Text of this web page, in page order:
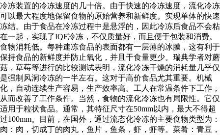
冷冻装置的冷冻速度的几十倍。由于快速的冷冻速度，流化冷冻
可以最大程度地保留食物的原始营养和新鲜度。实现单体的快速
冻结。由于食品在冷冻过程中是悬浮的，因此冷冻后食品不会粘
在一起，实现了IQF冷冻，不仅质量好，而且便于包装和消费。
食物消耗低。每种速冻食品的表面都有一层薄的冰膜，这有利于
保持食品的新鲜度并防止氧化，并且干食量更少。瑞典学者对蘑
菇，草莓等进行的比较测试表明，流化冷冻干燥的消耗量几乎仅
是强制风洞冷冻的一半左右。这对于高价食品尤其重要。机械
化，自动连续生产容易，生产效率高。工人在常温条件下工作，
从而改善了工作条件。当然，食物的流化冷冻也有局限性。它仅
适用于粒状食品。通常，其特征尺寸在50mm以内，最大不得超
过100mm。目前，在国外，通过流态化冷冻的主要食物类型为：
肉：肉，切成丁的肉丸，鱼片，鱼条，虾，虾等。菜肴：青豆，